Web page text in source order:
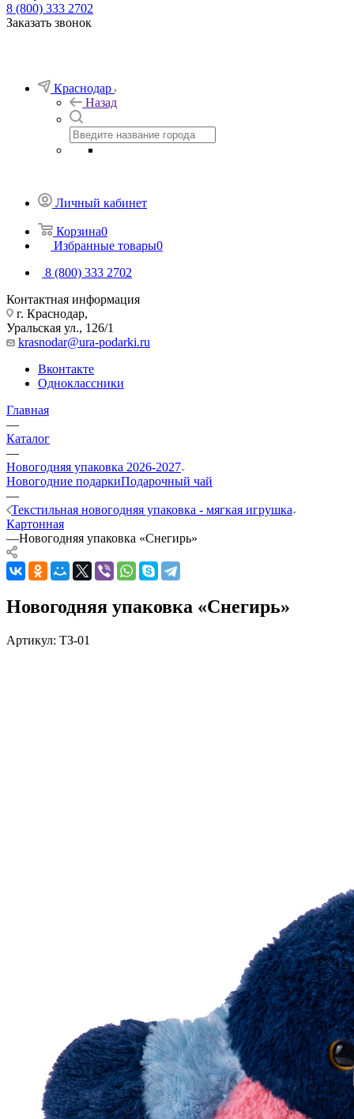
8 (800) 333 2702
Заказать звонок
Краснодар
Назад
Личный кабинет
Корзина0
Избранные товары0
8 (800) 333 2702
Контактная информация
г. Краснодар,
Уральская ул., 126/1
krasnodar@ura-podarki.ru
Вконтакте
Одноклассники
Главная
—
Каталог
—
Новогодняя упаковка 2026-2027
Новогодние подаркиПодарочный чай
—
Текстильная новогодняя упаковка - мягкая игрушка
Картонная
—Новогодняя упаковка «Снегирь»
Новогодняя упаковка «Снегирь»
Артикул: ТЗ-01